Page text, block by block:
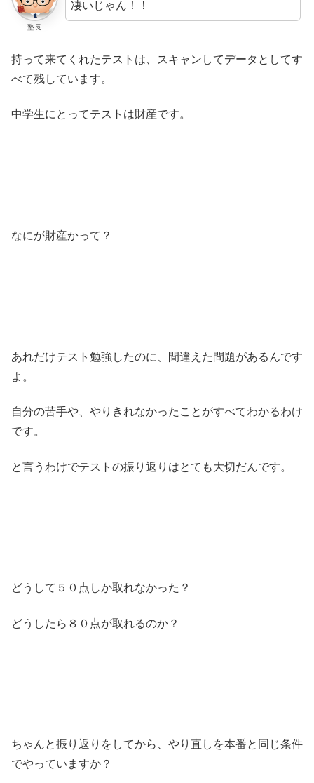
塾長
凄いじゃん！！
持って来てくれたテストは、スキャンしてデータとしてす
べて残しています。
中学生にとってテストは財産です。
なにが財産かって？
あれだけテスト勉強したのに、間違えた問題があるんです
よ。
自分の苦手や、やりきれなかったことがすべてわかるわけ
です。
と言うわけでテストの振り返りはとても大切だんです。
どうして５０点しか取れなかった？
どうしたら８０点が取れるのか？
ちゃんと振り返りをしてから、やり直しを本番と同じ条件
でやっていますか？